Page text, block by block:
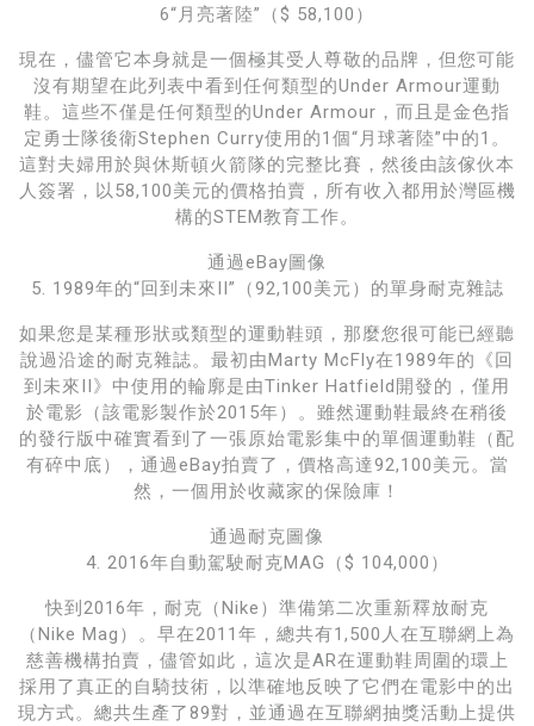
6“月亮著陸”（$ 58,100）
現在，儘管它本身就是一個極其受人尊敬的品牌，但您可能
沒有期望在此列表中看到任何類型的Under Armour運動
鞋。這些不僅是任何類型的Under Armour，而且是金色指
定勇士隊後衛Stephen Curry使用的1個“月球著陸”中的1。
這對夫婦用於與休斯頓火箭隊的完整比賽，然後由該傢伙本
人簽署，以58,100美元的價格拍賣，所有收入都用於灣區機
構的STEM教育工作。
通過eBay圖像
5. 1989年的“回到未來II”（92,100美元）的單身耐克雜誌
如果您是某種形狀或類型的運動鞋頭，那麼您很可能已經聽
說過沿途的耐克雜誌。最初由Marty McFly在1989年的《回
到未來II》中使用的輪廓是由Tinker Hatfield開發的，僅用
於電影（該電影製作於2015年）。雖然運動鞋最終在稍後
的發行版中確實看到了一張原始電影集中的單個運動鞋（配
有碎中底），通過eBay拍賣了，價格高達92,100美元。當
然，一個用於收藏家的保險庫！
通過耐克圖像
4. 2016年自動駕駛耐克MAG（$ 104,000）
快到2016年，耐克（Nike）準備第二次重新釋放耐克
（Nike Mag）。早在2011年，總共有1,500人在互聯網上為
慈善機構拍賣，儘管如此，這次是AR在運動鞋周圍的環上
採用了真正的自騎技術，以準確地反映了它們在電影中的出
現方式。總共生產了89對，並通過在互聯網抽獎活動上提供